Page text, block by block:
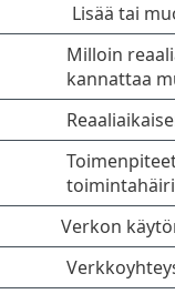
Lisää tai
Milloin
kannattaa
Verkon